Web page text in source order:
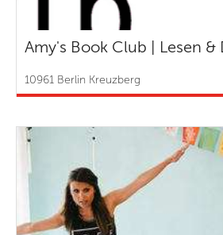
Amy's Book Club | Lesen &
10961 Berlin Kreuzberg